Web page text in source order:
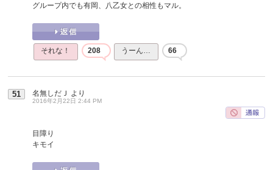
グループ内でも有岡、八乙女との相性もマル。
それな！ 208 うーん… 66
51 名無しだＪ より
2016年2月22日 2:44 PM
目障り
キモイ